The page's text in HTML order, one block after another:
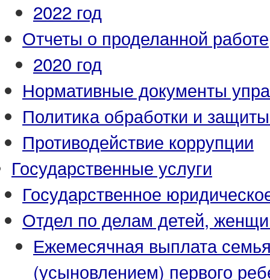
2022 год
Отчеты о проделанной работе
2020 год
Нормативные документы
Политика обработки и
Противодействие коррупции
Государственные услуги
Государственное
Отдел по делам детей,
Ежемесячная выплата
(усыновлением) первого